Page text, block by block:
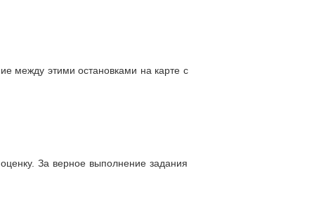
между этими остановками на карте с
За верное выполнение задания